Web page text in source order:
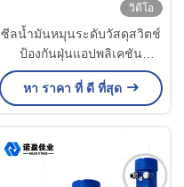
วิดีโอ
ซีลน้ำมันหมุนระดับวัสดุสวิตช์
ป้องกันฝุ่นแอปพลิเคชัน
อุตสาหกรรม
หา ราคา ที่ ดี ที่สุด